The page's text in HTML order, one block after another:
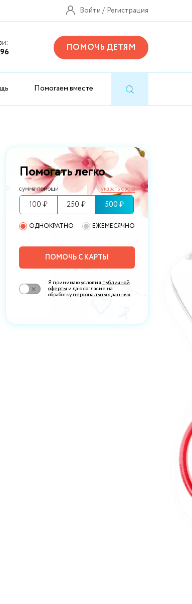
Войти Регистрация
ПОМОЧЬ ДЕТЯМ
Помогаем вместе
Помогать легко
сумма помощи указать свою
100 ₽ 250 ₽ 500 ₽
ОДНОКРАТНО ЕЖЕМЕСЯЧНО
ПОМОЧЬ С КАРТЫ
Я принимаю условия публичной
оферты и даю согласие на
обработкуперсональных данных.